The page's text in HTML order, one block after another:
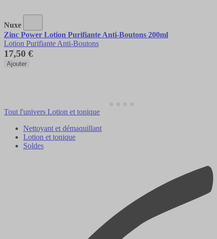
Nuxe
Zinc Power Lotion Purifiante Anti-Boutons 200ml
Lotion Purifiante Anti-Boutons
17,50 €
Ajouter
Tout l'univers Lotion et tonique
Nettoyant et démaquillant
Lotion et tonique
Soldes